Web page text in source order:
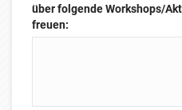
über folgende Workshops/
freuen: